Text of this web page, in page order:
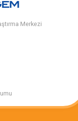
Merkezi